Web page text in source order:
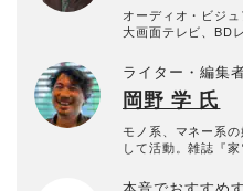
オーディオ・ビジ
大画面テレビ、BD
ロジーのトレンド
ライター・編集
岡野 学 氏
モノ系、マネー系
して活動。雑誌『
2」を連載中。